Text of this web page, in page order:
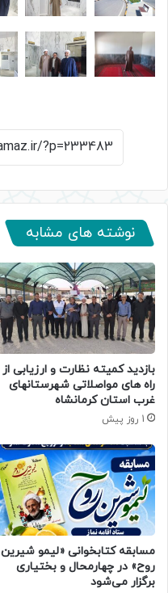
نوشته های مشابه
بازدید کمیته نظارت و ارزیابی از
راه های مواصلاتی شهرستانهای
غرب استان کرمانشاه
1 روز پیش
مسابقه کتابخوانی «لیمو شیرین
روح» در چهارمحال و بختیاری
برگزار می‌شود